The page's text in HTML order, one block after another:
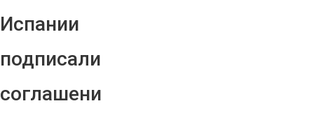
Испании
подписали
соглашени